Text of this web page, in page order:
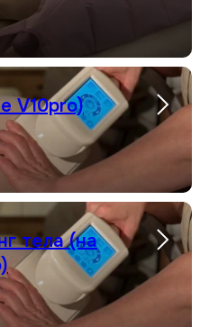
V10pro)
тела (на